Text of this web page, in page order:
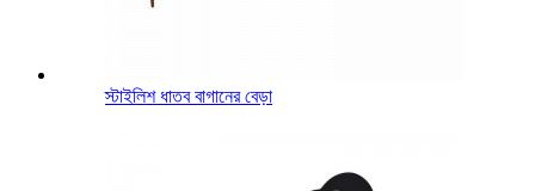
স্টাইলিশ ধাতব বাগানের বেড়া